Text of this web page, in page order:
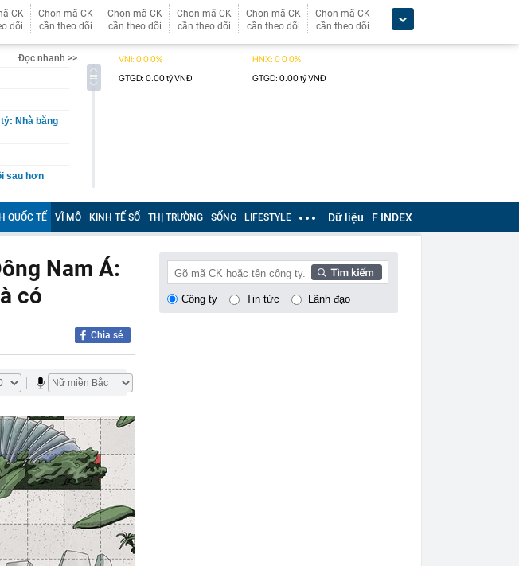
CK
dõi
Chọn mã CK
cần theo dõi
Chọn mã CK
cần theo dõi
Chọn mã CK
cần theo dõi
Chọn mã CK
cần theo dõi
Chọn mã CK
cần theo dõi
Đọc nhanh >>
Nhà băng
sau hơn
trả lương
sư, Giáo
ra thị
vượt ải
bánh xe
thành hình
phải có
lệnh
QUỐC TẾ VĨ MÔ KINH TẾ SỐ THỊ TRƯỜNG SỐNG LIFESTYLE Dữ liệu F INDEX
Nam Á:
có
Chia sẻ
Công ty Tin tức Lãnh đạo